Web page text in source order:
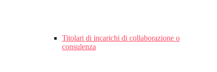
Titolari di incarichi di collaborazione o
consulenza